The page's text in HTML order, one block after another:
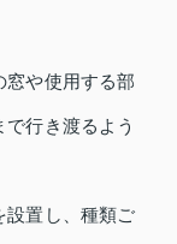
窓や使用する部
行き渡るよう
設置し、種類ご